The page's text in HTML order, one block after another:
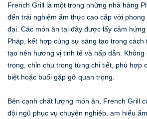
French Grill là một trong những nhà hàng
đến trải nghiệm ẩm thực cao cấp với phong
đại. Các món ăn tại đây được lấy cảm
Pháp, kết hợp cùng sự sáng tạo trong cách
tạo nên hương vị tinh tế và hấp dẫn. Không
trọng, chỉn chu trong từng chi tiết, phù hợp
biệt hoặc buổi gặp gỡ quan trọng.
Bên cạnh chất lượng món ăn, French Grill
đội ngũ phục vụ chuyên nghiệp, am hiểu